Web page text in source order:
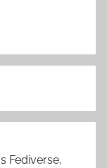
Fediverse,